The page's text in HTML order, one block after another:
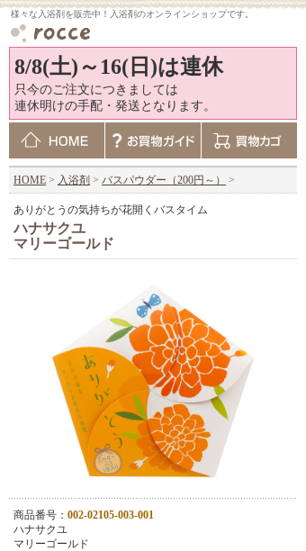
様々な入浴剤を販売中！入浴剤のオンラインショップです。
8/8(土)～16(日)は連休
只今のご注文につきましては
連休明けの手配・発送となります。
HOME > 入浴剤 > バスパウダー（200円～） >
ありがとうの気持ちが花開くバスタイム
ハナサクユ
マリーゴールド
商品番号： 002-02105-003-001
ハナサクユ
マリーゴールド